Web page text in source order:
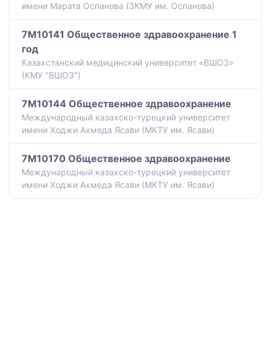
имени Марата Оспанова (ЗКМУ им. Оспанова)
7M10141 Общественное здравоохранение 1
год
Казахстанский медицинский университет «ВШОЗ»
(КМУ "ВШОЗ")
7M10144 Общественное здравоохранение
Международный казахско-турецкий университет
имени Ходжи Ахмеда Ясави (МКТУ им. Ясави)
7M10170 Общественное здравоохранение
Международный казахско-турецкий университет
имени Ходжи Ахмеда Ясави (МКТУ им. Ясави)